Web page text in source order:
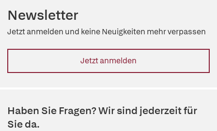
Newsletter
Jetzt anmelden und keine Neuigkeiten mehr verpassen
Jetzt anmelden
Haben Sie Fragen? Wir sind jederzeit für
Sie da.